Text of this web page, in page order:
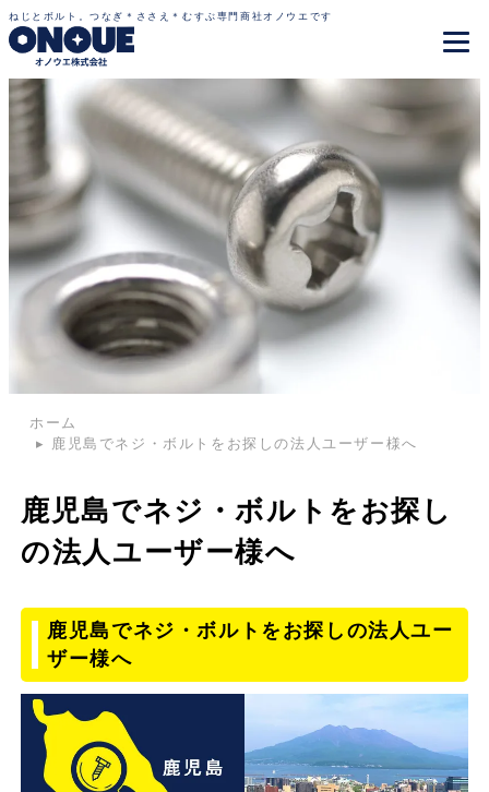
ねじとボルト。つなぎ＊ささえ＊むすぶ専門商社オノウエです
ホーム
▸
鹿児島でネジ・ボルトをお探しの法人ユーザー様へ
鹿児島でネジ・ボルトをお探し
の法人ユーザー様へ
鹿児島でネジ・ボルトをお探しの法人ユー
ザー様へ